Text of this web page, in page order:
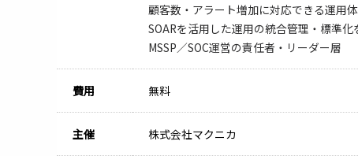
顧客数・アラート増加に対応できる運用
SOARを活用した運用の統合管理・標準
MSSP／SOC運営の責任者・リーダー層
費用 無料
主催 株式会社マクニカ